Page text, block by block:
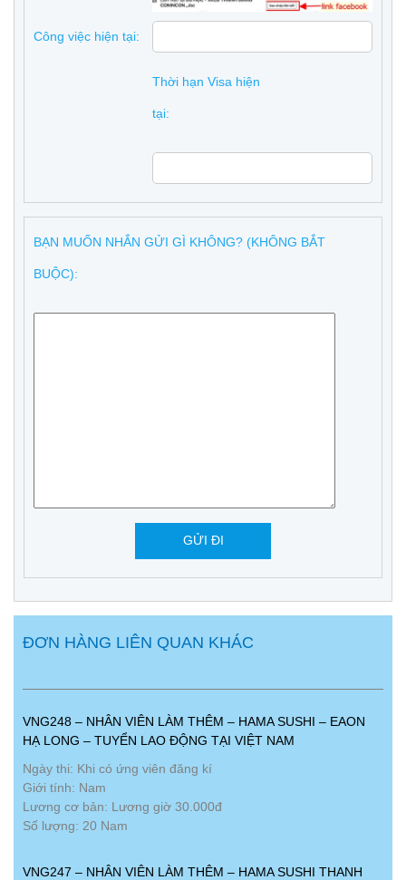
Công việc hiện tại:
Thời hạn Visa hiện
tại:
BẠN MUỐN NHẮN GỬI GÌ KHÔNG? (KHÔNG BẮT
BUỘC):
ĐƠN HÀNG LIÊN QUAN KHÁC
VNG248 – NHÂN VIÊN LÀM THÊM – HAMA SUSHI – EAON
HẠ LONG – TUYỂN LAO ĐỘNG TẠI VIỆT NAM
Ngày thi: Khi có ứng viên đăng kí
Giới tính: Nam
Lương cơ bản: Lương giờ 30.000đ
Số lượng: 20 Nam
VNG247 – NHÂN VIÊN LÀM THÊM – HAMA SUSHI THANH